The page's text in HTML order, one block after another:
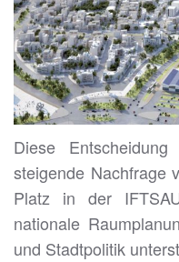
Diese
steigende Nachfrage
Platz in der
nationale
und Stadtpolitik